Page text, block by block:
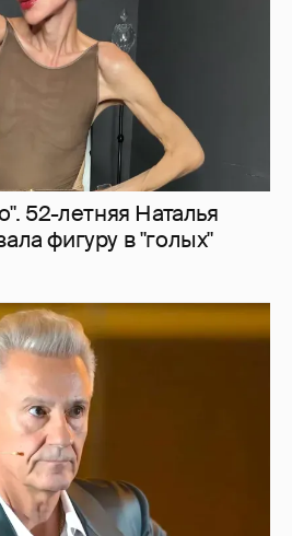
Олег Меньшиков
в России